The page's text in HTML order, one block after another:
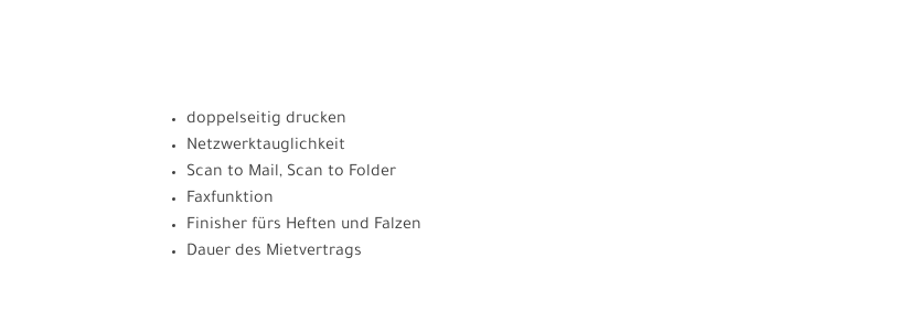
doppelseitig drucken
Netzwerktauglichkeit
Scan to Mail, Scan to Folder
Faxfunktion
Finisher fürs Heften und Falzen
Dauer des Mietvertrags